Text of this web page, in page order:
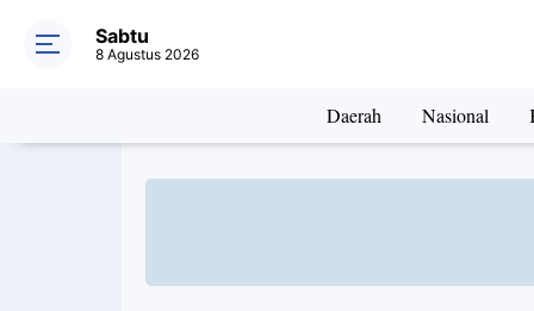
Sabtu
8 Agustus 2026
Daerah Nasional